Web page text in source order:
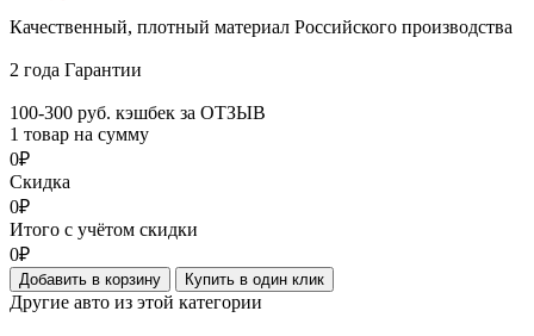
Качественный, плотный материал Российского производства
2 года Гарантии
100-300 руб. кэшбек за ОТЗЫВ
1 товар на сумму
0₽
Скидка
0₽
Итого с учётом скидки
0₽
Добавить в корзину Купить в один клик
Другие авто из этой категории